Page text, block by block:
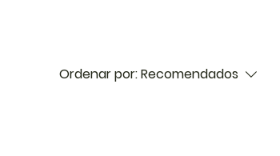
Ordenar por:Recomendados